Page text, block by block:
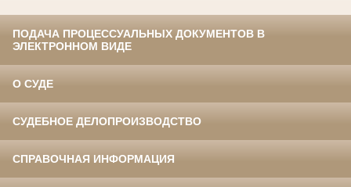
ПОДАЧА ПРОЦЕССУАЛЬНЫХ ДОКУМЕНТОВ В
ЭЛЕКТРОННОМ ВИДЕ
О СУДЕ
СУДЕБНОЕ ДЕЛОПРОИЗВОДСТВО
СПРАВОЧНАЯ ИНФОРМАЦИЯ